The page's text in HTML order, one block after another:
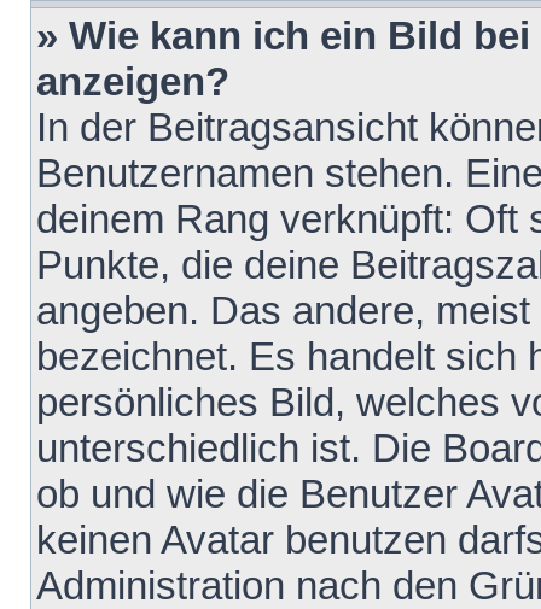
» Wie kann ich ein Bild
anzeigen?
In der Beitragsansicht
Benutzernamen stehen.
deinem Rang verknüpft: Oft
Punkte, die deine
angeben. Das andere,
bezeichnet. Es handelt sich
persönliches Bild, welches
unterschiedlich ist. Die
ob und wie die Benutzer
keinen Avatar benutzen
Administration nach den